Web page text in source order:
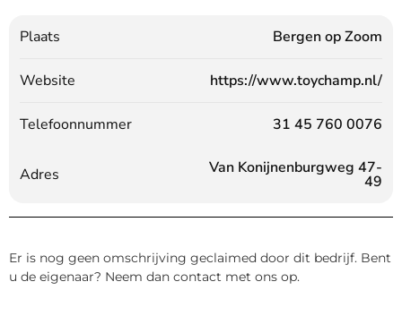
Plaats Bergen op Zoom
Website https://www.toychamp.nl/
Telefoonnummer 31 45 760 0076
Adres Van Konijnenburgweg 47-
49
Er is nog geen omschrijving geclaimed door dit bedrijf. Bent
u de eigenaar? Neem dan contact met ons op.